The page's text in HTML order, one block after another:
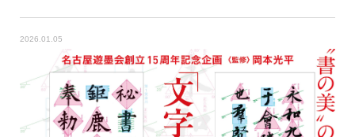
2026.01.05